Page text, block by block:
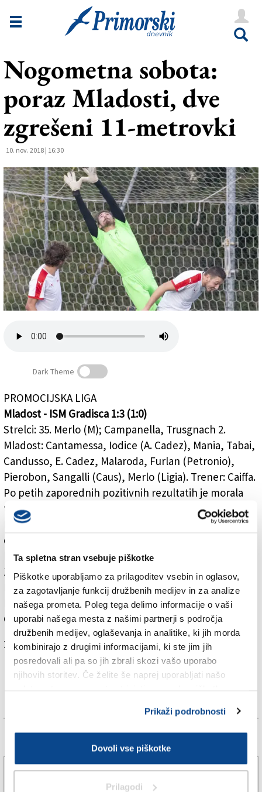
Ta spletna stran vsebuje piškotke
Piškotke uporabljamo za prilagoditev vsebin in oglasov,
za zagotavljanje funkcij družbenih medijev in za analize
našega prometa. Poleg tega delimo informacije o vaši
uporabi našega mesta z našimi partnerji s področja
družbenih medijev, oglaševanja in analitike, ki jih morda
kombinirajo z drugimi informacijami, ki ste jim jih
posredovali ali pa so jih zbrali skozi vašo uporabo
njihovih storitev. Če želite še naprej uporabljati našo
Prikaži podrobnosti
Dovoli vse piškotke
Prilagodi
Novice
Goriška
Kultura
Šport
Še
Vreme
V Kioskih
Uredništvo
Oglasi
Založnik
Zadruga PD
Nogometna sobota:
poraz Mladosti, dve
zgrešeni 11-metrovki
10. nov. 2018 | 16:30
Nogometna sobota: poraz Mladosti, dve zgrešeni 11-
metrovki
Dark Theme
PROMOCIJSKA LIGA
Mladost - ISM Gradisca 1:3 (1:0)
Strelci: 35. Merlo (M); Campanella, Trusgnach 2.
Mladost: Cantamessa, Iodice (A. Cadez), Mania, Tabai,
Candusso, E. Cadez, Malaroda, Furlan (Petronio),
Pierobon, Sangalli (Caus), Merlo (Ligia). Trener: Caiffa.
Po petih zaporednih pozitivnih rezultatih je morala
tokrat Mladost priznati premoč gostov iz Gradišča.
Pravzaprav ne premoči, saj je bila ekipa
doberdobskega društva predvsem v prvem polčasu
boljši nasprotnik. Po prvem delu je Mladost vodila z
1:0. V drugem delu je Gradisca poskrbela za preobrat.
Pri izidu 1:2 je zgrešil najstrožjo kazen Erik Cadez.
Nato je kazenski strel ubranil tudi vratar Mladosti
Cantamessa.
Za branje in pisanje komentarjevje potrebna prijava
Trebensko igrišče bo ostalo v domačih rokah